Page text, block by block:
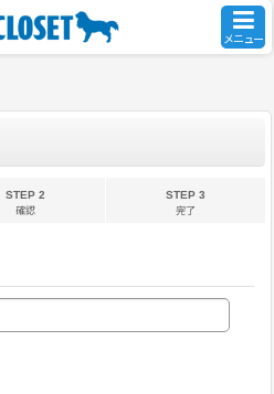
メニュー
STEP 2
確認
STEP 3
完了